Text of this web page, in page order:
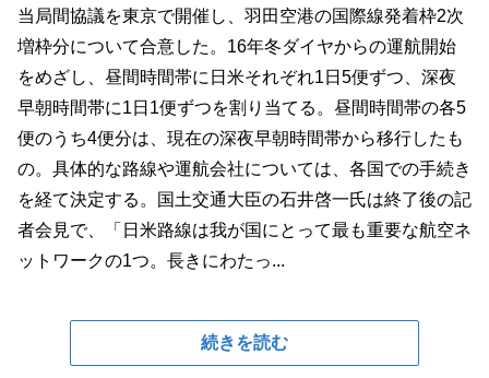
当局間協議を東京で開催し、羽田空港の国際線発着枠2次
増枠分について合意した。16年冬ダイヤからの運航開始
をめざし、昼間時間帯に日米それぞれ1日5便ずつ、深夜
早朝時間帯に1日1便ずつを割り当てる。昼間時間帯の各5
便のうち4便分は、現在の深夜早朝時間帯から移行したも
の。具体的な路線や運航会社については、各国での手続き
を経て決定する。国土交通大臣の石井啓一氏は終了後の記
者会見で、「日米路線は我が国にとって最も重要な航空ネ
ットワークの1つ。長きにわたっ...
続きを読む